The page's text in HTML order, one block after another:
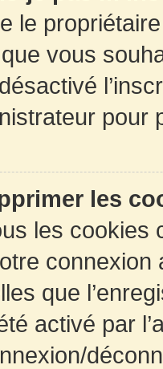
le
que vous
les
les cookies
que
activé par